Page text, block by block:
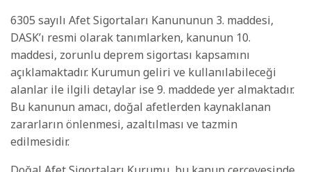
6305 sayılı Afet Sigortaları Kanununun 3. maddesi,
DASK’ı resmi olarak tanımlarken, kanunun 10.
maddesi, zorunlu deprem sigortası kapsamını
açıklamaktadır. Kurumun geliri ve kullanılabileceği
alanlar ile ilgili detaylar ise 9. maddede yer almaktadır.
Bu kanunun amacı, doğal afetlerden kaynaklanan
zararların önlenmesi, azaltılması ve tazmin
edilmesidir.